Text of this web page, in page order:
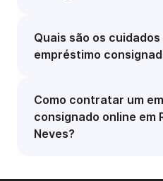
Quais são os
empréstimo
Como contratar um
consignado online em
Neves?